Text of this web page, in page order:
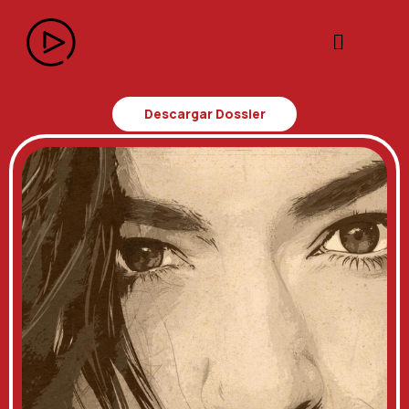
Descargar Dossier